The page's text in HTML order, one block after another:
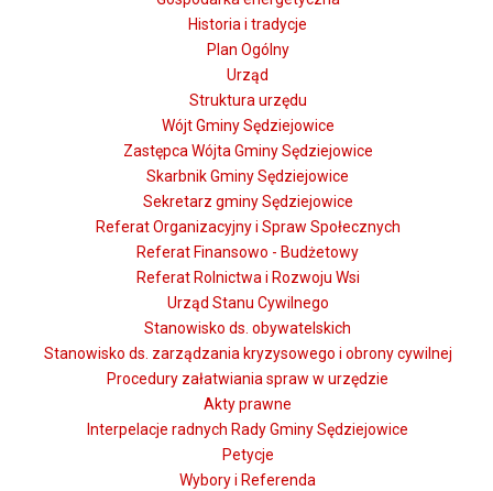
Historia i tradycje
Plan Ogólny
Urząd
Struktura urzędu
Wójt Gminy Sędziejowice
Zastępca Wójta Gminy Sędziejowice
Skarbnik Gminy Sędziejowice
Sekretarz gminy Sędziejowice
Referat Organizacyjny i Spraw Społecznych
Referat Finansowo - Budżetowy
Referat Rolnictwa i Rozwoju Wsi
Urząd Stanu Cywilnego
Stanowisko ds. obywatelskich
Stanowisko ds. zarządzania kryzysowego i obrony cywilnej
Procedury załatwiania spraw w urzędzie
Akty prawne
Interpelacje radnych Rady Gminy Sędziejowice
Petycje
Wybory i Referenda